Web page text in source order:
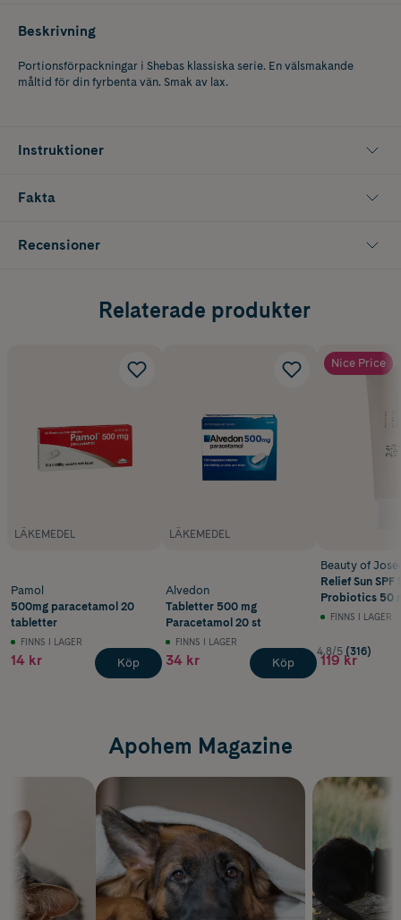
Beskrivning
Portionsförpackningar i Shebas klassiska serie. En välsmakande
måltid för din fyrbenta vän. Smak av lax.
Instruktioner
Fakta
Recensioner
Relaterade produkter
LÄKEMEDEL
Pamol
500mg paracetamol 20
tabletter
FINNS I LAGER
14 kr Köp
LÄKEMEDEL
Alvedon
Tabletter 500 mg
Paracetamol 20 st
FINNS I LAGER
34 kr Köp
Nice Price
Beauty of
Relief Sun SPF
Probiotics 50
FINNS I LAGER
4.8/5 (316)
119 kr
Apohem Magazine